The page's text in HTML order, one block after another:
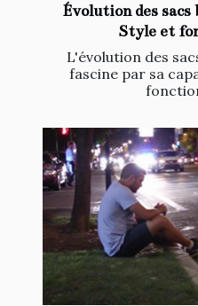
Évolution des
Style et
L'évolution des
fascine par sa